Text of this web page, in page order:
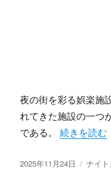
夜の街を彩る娯楽施
れてきた施設の一つ
である。“ナイトク
続きを読む
投
2025年11月24日
カ
ナイ